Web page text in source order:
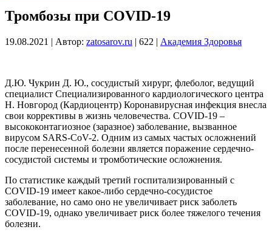
Тромбозы при COVID-19
19.08.2021 | Автор: zatosarov.ru | 622 | Академия Здоровья
Д.Ю. Чукрин Д. Ю., сосудистый хирург, флеболог, ведущий
специалист Специализированного кардиологического центра
Н. Новгород (Кардиоцентр) Коронавирусная инфекция внесла
свои коррективы в жизнь человечества. COVID-19 –
высококонтагиозное (заразное) заболевание, вызванное
вирусом SARS-CoV-2. Одним из самых частых осложнений
после перенесенной болезни является поражение сердечно-
сосудистой системы и тромботические осложнения.
По статистике каждый третий госпитализированный с
COVID-19 имеет какое-либо сердечно-сосудистое
заболевание, но само оно не увеличивает риск заболеть
COVID-19, однако увеличивает риск более тяжелого течения
болезни.